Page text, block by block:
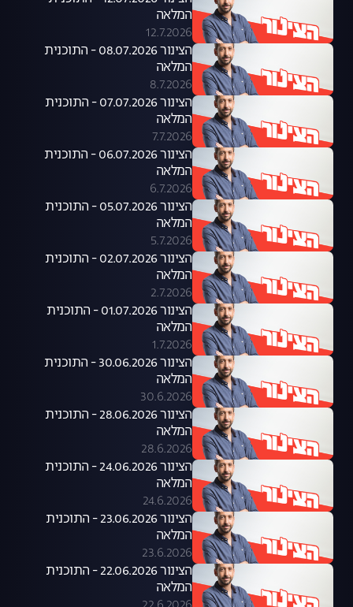
המלאה
12.7.2026
הצינור 08.07.2026 - התוכנית
המלאה
8.7.2026
הצינור 07.07.2026 - התוכנית
המלאה
7.7.2026
הצינור 06.07.2026 - התוכנית
המלאה
6.7.2026
הצינור 05.07.2026 - התוכנית
המלאה
5.7.2026
הצינור 02.07.2026 - התוכנית
המלאה
2.7.2026
הצינור 01.07.2026 - התוכנית
המלאה
1.7.2026
הצינור 30.06.2026 - התוכנית
המלאה
30.6.2026
הצינור 28.06.2026 - התוכנית
המלאה
28.6.2026
הצינור 24.06.2026 - התוכנית
המלאה
24.6.2026
הצינור 23.06.2026 - התוכנית
המלאה
23.6.2026
הצינור 22.06.2026 - התוכנית
המלאה